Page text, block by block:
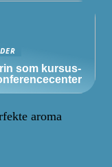
som kursus-
aroma